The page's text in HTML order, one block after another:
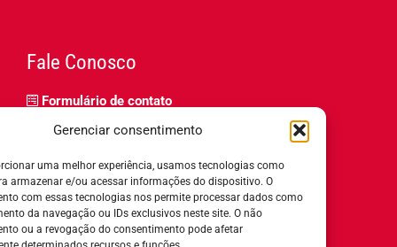
Gerenciar consentimento
uma melhor experiência, usamos tecnologias como
armazenar e/ou acessar informações do dispositivo. O
com essas tecnologias nos permite processar dados como
da navegação ou IDs exclusivos neste site. O não
ou a revogação do consentimento pode afetar
Fale Conosco
Formulário de contato